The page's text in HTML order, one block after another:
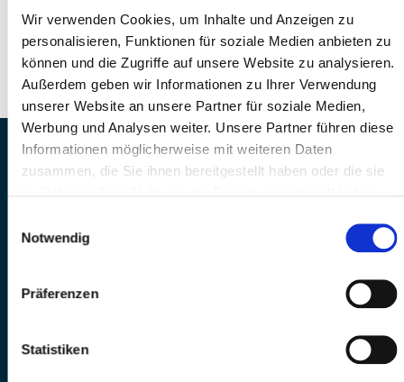
Wir verwenden Cookies, um Inhalte und Anzeigen zu
personalisieren, Funktionen für soziale Medien anbieten zu
können und die Zugriffe auf unsere Website zu analysieren.
Außerdem geben wir Informationen zu Ihrer Verwendung
unserer Website an unsere Partner für soziale Medien,
Werbung und Analysen weiter. Unsere Partner führen diese
Informationen möglicherweise mit weiteren Daten
zusammen, die Sie ihnen bereitgestellt haben oder die sie
Notwendig
Präferenzen
Statistiken
FEEL FREE TO CONTACT US!
Phone: +41 41 260 33 67
E-mail:info(at)mssports.ch
MS Sports AG • Sonnenrain 3b • CH-6221
MS Sports folgen